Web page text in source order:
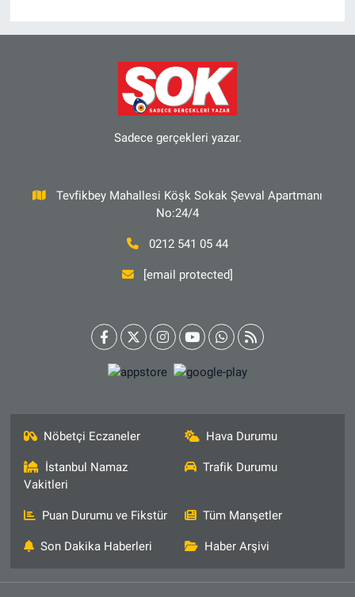
Sadece gerçekleri yazar.
Tevfikbey Mahallesi Köşk Sokak Şevval Apartmanı
No:24/4
0212 541 05 44
[email protected]
Nöbetçi Eczaneler Hava Durumu
İstanbul Namaz
Vakitleri
Trafik Durumu
Puan Durumu ve Fikstür Tüm Manşetler
Son Dakika Haberleri Haber Arşivi